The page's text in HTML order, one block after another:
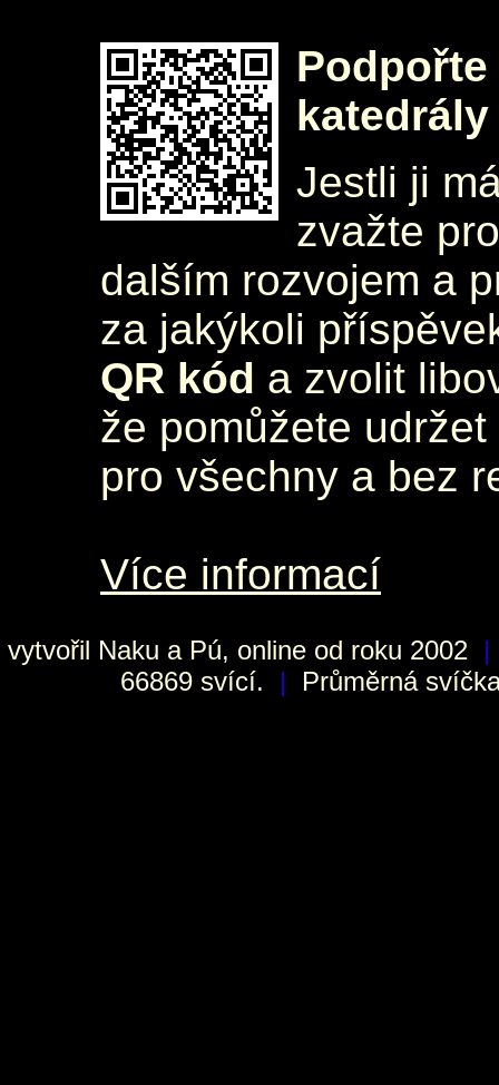
katedrály
Jestli ji
zvažte
dalším rozvojem a
za jakýkoli
QR kód a zvolit
že pomůžete
pro všechny a bez
Více informací
vytvořil Naku a Pú, online od roku 2002 |
66869 svící.
| Průměrná